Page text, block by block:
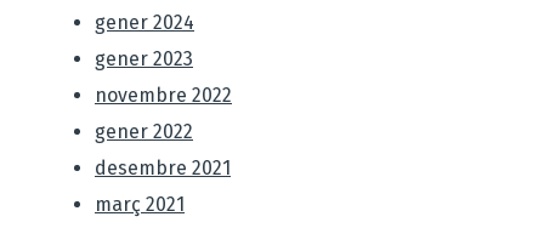
gener 2024
gener 2023
novembre 2022
gener 2022
desembre 2021
març 2021